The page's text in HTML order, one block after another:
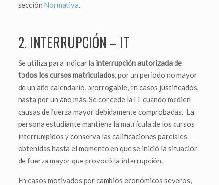
sección Normativa.
2. INTERRUPCIÓN – IT
Se utiliza para indicar la interrupción autorizada de
todos los cursos matriculados, por un periodo no mayor
de un año calendario, prorrogable, en casos justificados,
hasta por un año más. Se concede la IT cuando medien
causas de fuerza mayor debidamente comprobadas. La
persona estudiante mantiene la matrícula de los cursos
interrumpidos y conserva las calificaciones parciales
obtenidas hasta el momento en que se inició la situación
de fuerza mayor que provocó la interrupción.
En casos motivados por cambios económicos severos,